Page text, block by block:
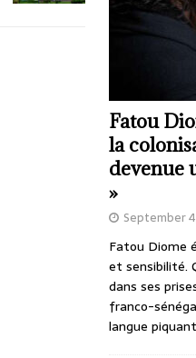
Fatou
la
devenue
»
September
Fatou Diome
et sensibilité.
dans ses
franco-
langue